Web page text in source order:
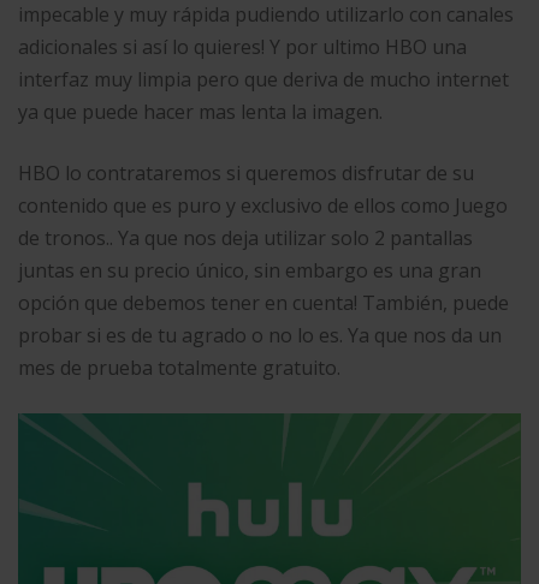
impecable y muy rápida pudiendo utilizarlo con canales
adicionales si así lo quieres! Y por ultimo HBO una
interfaz muy limpia pero que deriva de mucho internet
ya que puede hacer mas lenta la imagen.
HBO lo contrataremos si queremos disfrutar de su
contenido que es puro y exclusivo de ellos como Juego
de tronos.. Ya que nos deja utilizar solo 2 pantallas
juntas en su precio único, sin embargo es una gran
opción que debemos tener en cuenta! También, puede
probar si es de tu agrado o no lo es. Ya que nos da un
mes de prueba totalmente gratuito.